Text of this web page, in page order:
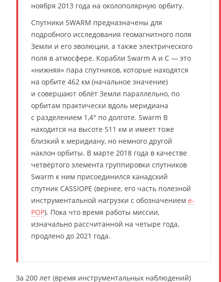
ноября 2013 года на околополярную орбиту.
Спутники SWARM предназначены для
подробного исследования геомагнитного поля
Земли и его эволюции, а также электрического
поля в атмосфере. Корабли Swarm A и C — это
«нижняя» пара спутников, которые находятся
на орбите 462 км (начальное значение)
и совершают облёт Земли параллельно, по
орбитам практически вдоль меридиана
с разделением 1,4° по долготе. Swarm B
находится на высоте 511 км и имеет тоже
близкий к меридиану, но немного другой
наклон орбиты. В марте 2018 года в качестве
четвёртого элемента группировки спутников
Swarm к ним присоединился канадский
спутник CASSIOPE (вернее, его часть полезной
инструментальной нагрузки с обозначением e-
POP). Пока что время работы миссии,
изначально рассчитанной на четыре года,
продлено до 2021 года.
За 200 лет (время инструментальных наблюдений)